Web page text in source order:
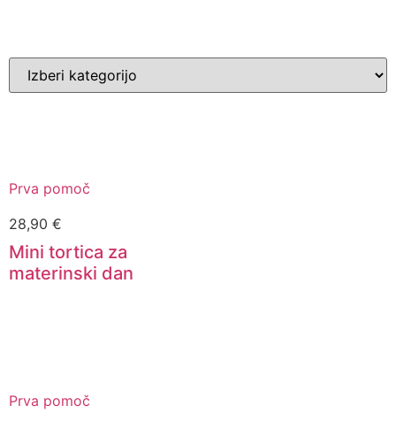
Prva pomoč
28,90 €
Mini tortica za
materinski dan
Prva pomoč